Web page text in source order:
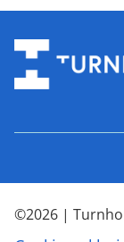
©2026 |